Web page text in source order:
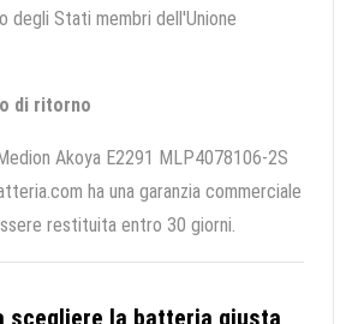
degli Stati membri dell'Unione
di ritorno
Akoya E2291 MLP4078106-2S
ha una garanzia commerciale
restituita entro 30 giorni.